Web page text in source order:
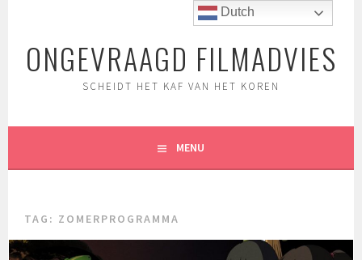
inhoudONGEVRAAGD FILMADVIES
SCHEIDT HET KAF VAN HET KOREN
MENU
TAG: ZOMERPROGRAMMA
Dutch